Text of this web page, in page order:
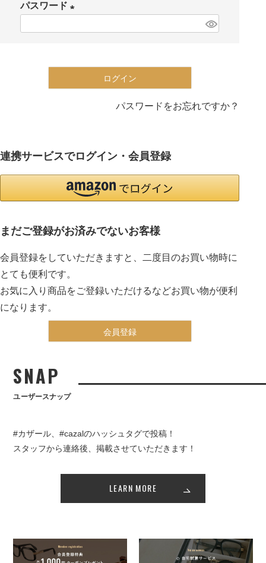
須
パスワード
ログイン
パスワードをお忘れですか？
連携サービスでログイン・会員登録
まだご登録がお済みでないお客様
会員登録をしていただきますと、二度目のお買い物時に
とても便利です。
お気に入り商品をご登録いただけるなどお買い物が便利
になります。
会員登録
SNAP
ユーザースナップ
#カザール、#cazalのハッシュタグで投稿！
スタッフから連絡後、掲載させていただきます！
LEARN MORE